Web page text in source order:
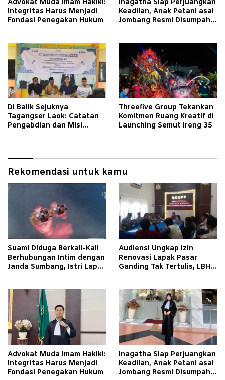
Advokat Muda Imam Hakiki:
Integritas Harus Menjadi
Fondasi Penegakan Hukum
Inagatha Siap Perjuangkan
Keadilan, Anak Petani asal
Jombang Resmi Disumpah
Di Balik Sejuknya
Tagangser Laok: Catatan
Pengabdian dan Misi
Threefive Group Tekankan
Komitmen Ruang Kreatif di
Launching Semut Ireng 35
Rekomendasi untuk kamu
Suami Diduga Berkali-Kali
Berhubungan Intim dengan
Janda Sumbang, Istri Lapor
Audiensi Ungkap Izin
Renovasi Lapak Pasar
Ganding Tak Tertulis, LBH
Advokat Muda Imam Hakiki:
Integritas Harus Menjadi
Fondasi Penegakan Hukum
Inagatha Siap Perjuangkan
Keadilan, Anak Petani asal
Jombang Resmi Disumpah